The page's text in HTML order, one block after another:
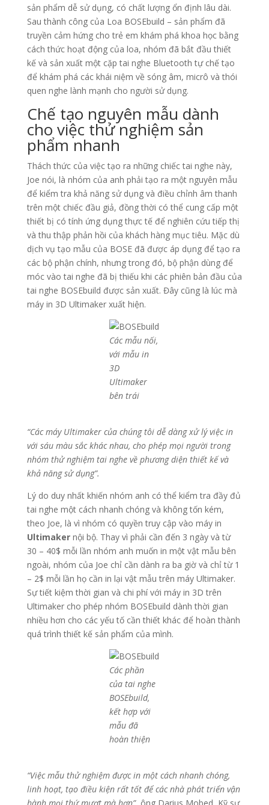
sản phẩm dễ sử dụng, có chất lượng ổn định lâu dài.
Sau thành công của Loa BOSEbuild – sản phẩm đã
truyền cảm hứng cho trẻ em khám phá khoa học bằng
cách thức hoạt động của loa, nhóm đã bắt đầu thiết
kế và sản xuất một cặp tai nghe Bluetooth tự chế tạo
để khám phá các khái niệm về sóng âm, micrô và thói
quen nghe lành mạnh cho người sử dụng.
Chế tạo nguyên mẫu dành
cho việc thử nghiệm sản
phẩm nhanh
Thách thức của việc tạo ra những chiếc tai nghe này,
Joe nói, là nhóm của anh phải tạo ra một nguyên mẫu
để kiểm tra khả năng sử dụng và điều chỉnh âm thanh
trên một chiếc đầu giả, đồng thời có thể cung cấp một
thiết bị có tính ứng dụng thực tế để nghiên cứu tiếp thị
và thu thập phản hồi của khách hàng mục tiêu. Mặc dù
dịch vụ tạo mẫu của BOSE đã được áp dụng để tạo ra
các bộ phận chính, nhưng trong đó, bộ phận dùng để
móc vào tai nghe đã bị thiếu khi các phiên bản đầu của
tai nghe BOSEbuild được sản xuất. Đây cũng là lúc mà
máy in 3D Ultimaker xuất hiện.
Các mẫu nối,
với mẫu in
3D
Ultimaker
bên trái
“Các máy Ultimaker của chúng tôi dễ dàng xử lý việc in
với sáu màu sắc khác nhau, cho phép mọi người trong
nhóm thử nghiệm tai nghe về phương diện thiết kế và
khả năng sử dụng”.
Lý do duy nhất khiến nhóm anh có thể kiểm tra đầy đủ
tai nghe một cách nhanh chóng và không tốn kém,
theo Joe, là vì nhóm có quyền truy cập vào máy in
Ultimaker nội bộ. Thay vì phải cần đến 3 ngày và từ
30 – 40$ mỗi lần nhóm anh muốn in một vật mẫu bên
ngoài, nhóm của Joe chỉ cần dành ra ba giờ và chỉ từ 1
– 2$ mỗi lần họ cần in lại vật mẫu trên máy Ultimaker.
Sự tiết kiệm thời gian và chi phí với máy in 3D trên
Ultimaker cho phép nhóm BOSEbuild dành thời gian
nhiều hơn cho các yếu tố cần thiết khác để hoàn thành
quá trình thiết kế sản phẩm của mình.
Các phần
của tai nghe
BOSEbuild,
kết hợp với
mẫu đã
hoàn thiện
“Việc mẫu thử nghiệm được in một cách nhanh chóng,
linh hoạt, tạo điều kiện rất tốt để các nhà phát triển vận